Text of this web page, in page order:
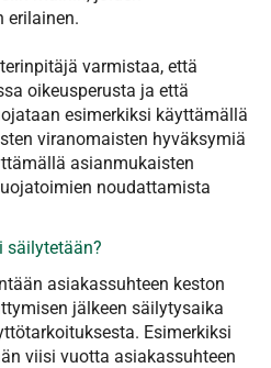
erilainen.
varmistaa, että
oikeusperusta ja että
esimerkiksi käyttämällä
viranomaisten hyväksymiä
asianmukaisten
noudattamista
säilytetään?
asiakassuhteen keston
jälkeen säilytysaika
Esimerkiksi
viisi vuotta asiakassuhteen